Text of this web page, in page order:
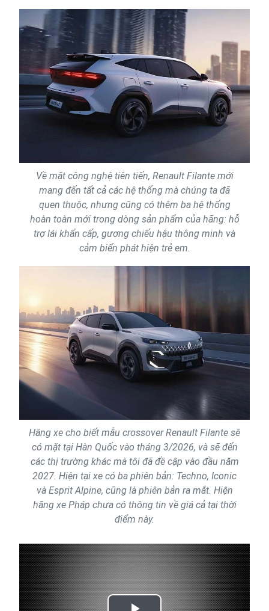
Về mặt công nghệ tiên tiến, Renault Filante mới
mang đến tất cả các hệ thống mà chúng ta đã
quen thuộc, nhưng cũng có thêm ba hệ thống
hoàn toàn mới trong dòng sản phẩm của hãng: hỗ
trợ lái khẩn cấp, gương chiếu hậu thông minh và
cảm biến phát hiện trẻ em.
Hãng xe cho biết mẫu crossover Renault Filante sẽ
có mặt tại Hàn Quốc vào tháng 3/2026, và sẽ đến
các thị trường khác mà tôi đã đề cập vào đầu năm
2027. Hiện tại xe có ba phiên bản: Techno, Iconic
và Esprit Alpine, cũng là phiên bản ra mắt. Hiện
hãng xe Pháp chưa có thông tin về giá cả tại thời
điểm này.